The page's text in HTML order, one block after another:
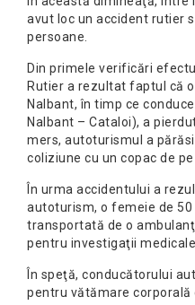
avut loc un accident rutier
persoane.
Din primele verificări
Rutier a rezultat faptul că
Nalbant, în timp ce
Nalbant – Cataloi), a
mers, autoturismul a
coliziune cu un copac de
În urma accidentului a
autoturism, o femeie de
transportată de o
pentru investigaţii
În speţă, conducătorului
pentru vătămare corporală